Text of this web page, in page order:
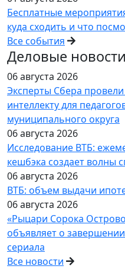
Бесплатные
куда сходить и что
Все события
Деловые новости
06 августа 2026
Эксперты Сбера
интеллекту для
муниципального округа
06 августа 2026
Исследование ВТБ:
кешбэка создает волны
06 августа 2026
ВТБ: объем выдачи
06 августа 2026
«Рыцари Сорока
объявляет о
сериала
Все новости